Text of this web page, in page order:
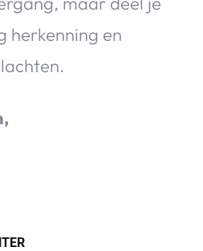
herkenning en